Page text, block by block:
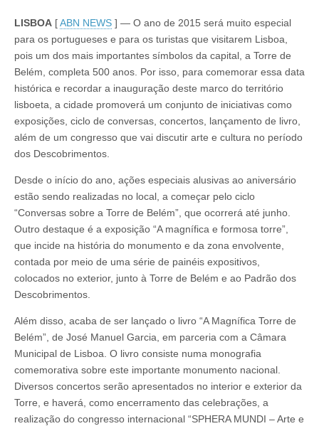
LISBOA [ABN NEWS ] — O ano de 2015 será muito especial
para os portugueses e para os turistas que visitarem Lisboa,
pois um dos mais importantes símbolos da capital, a Torre de
Belém, completa 500 anos. Por isso, para comemorar essa data
histórica e recordar a inauguração deste marco do território
lisboeta, a cidade promoverá um conjunto de iniciativas como
exposições, ciclo de conversas, concertos, lançamento de livro,
além de um congresso que vai discutir arte e cultura no período
dos Descobrimentos.
Desde o início do ano, ações especiais alusivas ao aniversário
estão sendo realizadas no local, a começar pelo ciclo
“Conversas sobre a Torre de Belém”, que ocorrerá até junho.
Outro destaque é a exposição “A magnífica e formosa torre”,
que incide na história do monumento e da zona envolvente,
contada por meio de uma série de painéis expositivos,
colocados no exterior, junto à Torre de Belém e ao Padrão dos
Descobrimentos.
Além disso, acaba de ser lançado o livro “A Magnífica Torre de
Belém”, de José Manuel Garcia, em parceria com a Câmara
Municipal de Lisboa. O livro consiste numa monografia
comemorativa sobre este importante monumento nacional.
Diversos concertos serão apresentados no interior e exterior da
Torre, e haverá, como encerramento das celebrações, a
realização do congresso internacional “SPHERA MUNDI – Arte e